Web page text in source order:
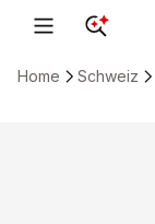
Home Schweiz